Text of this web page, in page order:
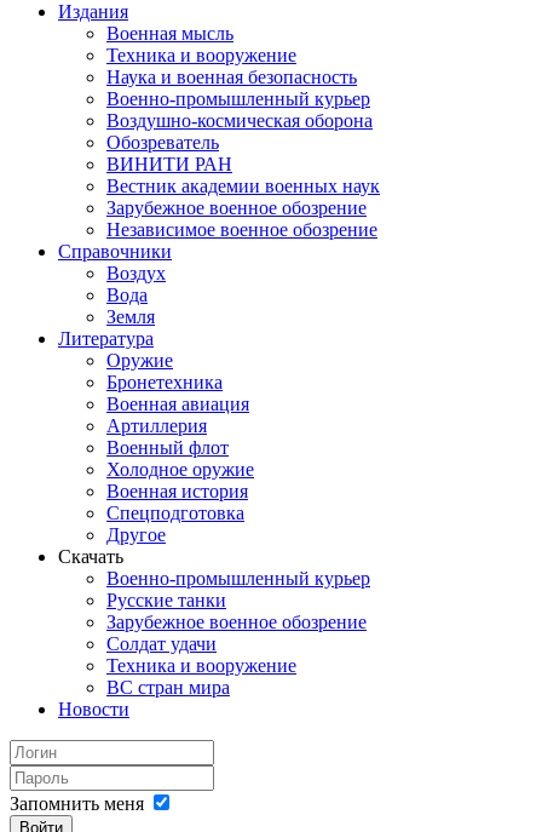
Издания
Военная мысль
Техника и вооружение
Наука и военная безопасность
Военно-промышленный курьер
Воздушно-космическая оборона
Обозреватель
ВИНИТИ РАН
Вестник академии военных наук
Зарубежное военное обозрение
Независимое военное обозрение
Справочники
Воздух
Вода
Земля
Литература
Оружие
Бронетехника
Военная авиация
Артиллерия
Военный флот
Холодное оружие
Военная история
Спецподготовка
Другое
Скачать
Военно-промышленный курьер
Русские танки
Зарубежное военное обозрение
Солдат удачи
Техника и вооружение
ВС стран мира
Новости
Запомнить меня
Войти